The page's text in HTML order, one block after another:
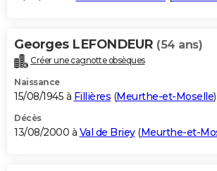
Georges LEFONDEUR (54 ans)
Créer une cagnotte obsèques
Naissance
15/08/1945 à Fillières (Meurthe-et-Moselle)
Décès
13/08/2000 à Val de Briey(Meurthe-et-